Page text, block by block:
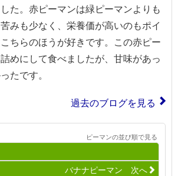
た。赤ピーマンは緑ピーマンよりも
みも少なく、栄養価が高いのもポイ
ちらのほうが好きです。この赤ピー
めにして食べましたが、甘味があっ
たです。
過去のブログを見る
ピーマンの並び順で見る
バナナピーマン 次へ